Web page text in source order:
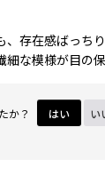
、存在感ばっち
な模様が目の保
か？ はい い